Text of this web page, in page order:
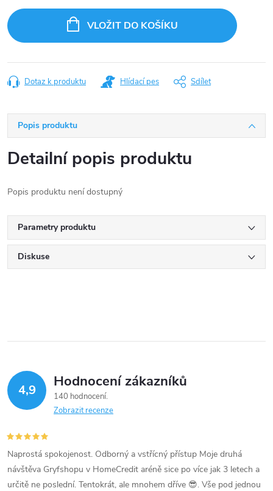
cena:
VLOŽIT DO KOŠÍKU
Dotaz k produktu Hlídací pes Sdílet
Popis produktu
Detailní popis produktu
Popis produktu není dostupný
Parametry produktu
Diskuse
4,9 Hodnocení zákazníků
140 hodnocení
Zobrazit recenze
Naprostá spokojenost. Odborný a vstřícný přístup Moje druhá
návštěva Gryfshopu v HomeCredit aréně sice po více jak 3 letech a
určitě ne poslední. Tentokrát, ale mnohem dříve 😎. Vše pod jednou